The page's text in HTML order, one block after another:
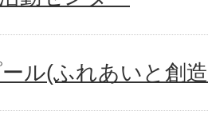
ル(ふれあいと創